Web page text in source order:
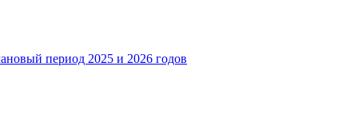
период 2025 и 2026 годов